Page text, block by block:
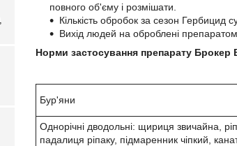
повного об'єму і розмішати.
Кількість обробок за сезон Гербицид
Вихід людей на оброблені
Норми застосування препарату Брокер
Бур'яни
Однорічні дводольні: щириця звичайна,
падалиця ріпаку, підмаренник чіпкий,